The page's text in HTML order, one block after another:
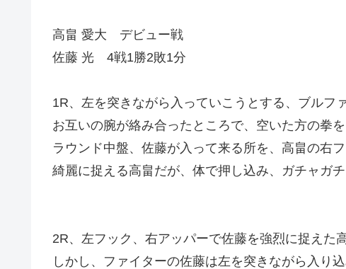
高畠 愛大 デビュー戦
佐藤 光 4戦1勝2敗1分
1R、左を突きながら入っていこうとする、ブルフ
お互いの腕が絡み合ったところで、空いた方の拳を
ラウンド中盤、佐藤が入って来る所を、高畠の右フ
綺麗に捉える高畠だが、体で押し込み、ガチャガ
2R、左フック、右アッパーで佐藤を強烈に捉えた高
しかし、ファイターの佐藤は左を突きながら入り